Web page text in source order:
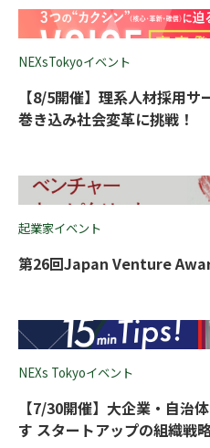
NEXsTokyoイベント
【8/5開催】理系人材採用
巻き込み社会変革に挑戦！
起業家イベント
第26回Japan Venture
NEXs Tokyoイベント
【7/30開催】大企業・自治
す スタートアップの組織戦